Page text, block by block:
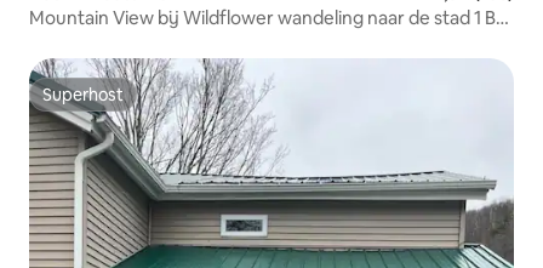
Mountain View bij Wildflower wandeling naar de stad 1 BR
Superhost
Superhost